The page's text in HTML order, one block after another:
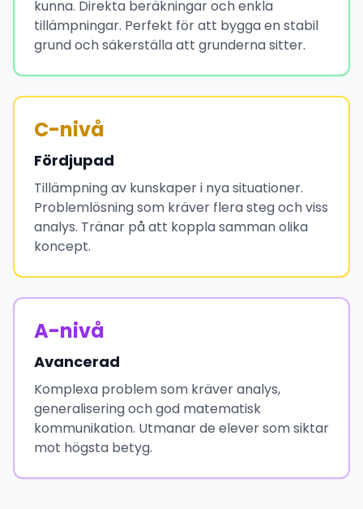
kunna. Direkta beräkningar och enkla
tillämpningar. Perfekt för att bygga en stabil
grund och säkerställa att grunderna sitter.
C-nivå
Fördjupad
Tillämpning av kunskaper i nya situationer.
Problemlösning som kräver flera steg och viss
analys. Tränar på att koppla samman olika
koncept.
A-nivå
Avancerad
Komplexa problem som kräver analys,
generalisering och god matematisk
kommunikation. Utmanar de elever som siktar
mot högsta betyg.